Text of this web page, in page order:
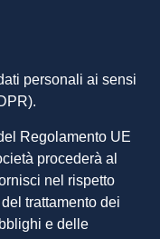
personali ai sensi
Regolamento UE
procederà al
nel rispetto
trattamento dei
e delle